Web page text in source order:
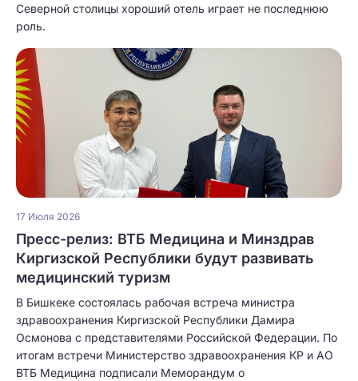
Северной столицы хороший отель играет не последнюю
роль.
17 Июля 2026
Пресс-релиз: ВТБ Медицина и Минздрав
Киргизской Республики будут развивать
медицинский туризм
В Бишкеке состоялась рабочая встреча министра
здравоохранения Киргизской Республики Дамира
Осмонова с представителями Российской Федерации. По
итогам встречи Министерство здравоохранения КР и АО
ВТБ Медицина подписали Меморандум о